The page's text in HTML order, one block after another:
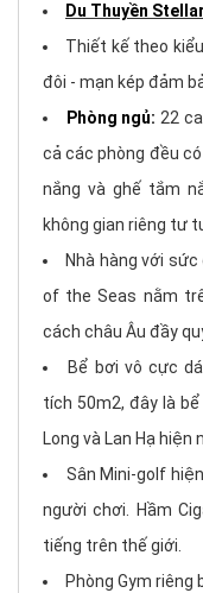
Du Thuyền
Thiết kế theo
đôi - mạn kép đảm
Phòng ngủ: 22
cả các phòng đều
nắng và ghế tắm
không gian riêng tư
Nhà hàng với
of the Seas nằm
cách châu Âu đầy
Bể bơi vô cực
tích 50m2, đây là
Long và Lan Hạ hiện
Sân Mini-golf
người chơi. Hầm
tiếng trên thế giới.
Phòng Gym